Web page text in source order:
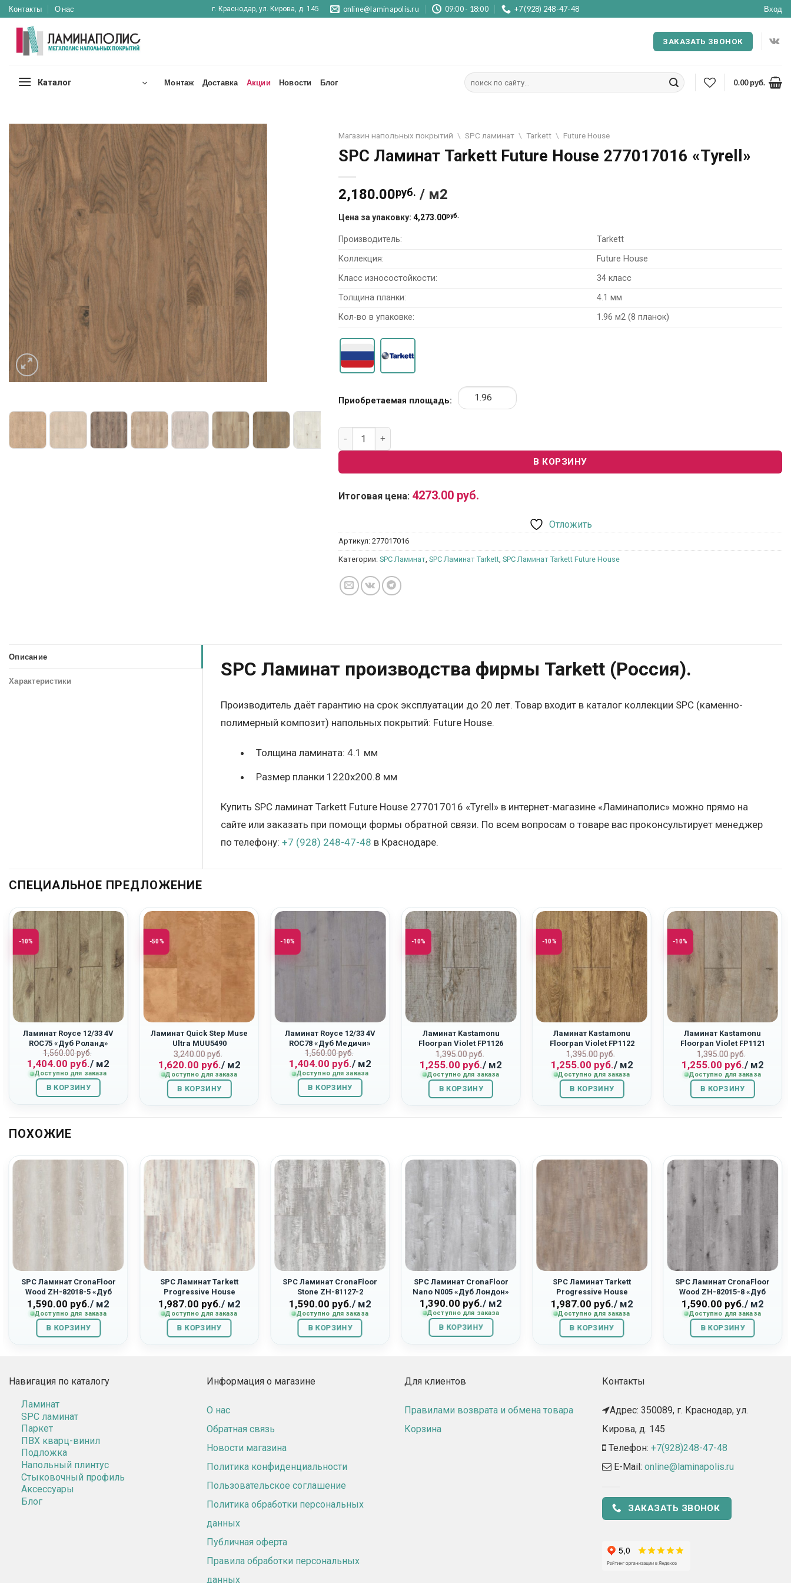
Skip
to
content
Контакты О нас г. Краснодар, ул. Кирова, д. 145 online@laminapolis.ru 09:00 - 18:00 +7 (928) 248-47-48 Вход
ЗАКАЗАТЬ ЗВОНОК
Каталог Монтаж Доставка Акции Новости Блог
Искать:
0.00руб.
Отложить
Магазин напольных покрытий \ SPC ламинат \ Tarkett \ Future House
SPC Ламинат Tarkett Future House 277017016 «Tyrell»
2,180.00руб. / м2
Цена за упаковку: 4,273.00руб.
Производитель:
Tarkett
Коллекция:
Future House
Класс износостойкости:
34 класс
Толщина планки:
4.1 мм
Кол-во в упаковке:
1.96 м2 (8 планок)
Приобретаемая площадь:
Количество товара SPC Ламинат Tarkett Future House 277017016 «Tyrell»
В КОРЗИНУ
Итоговая цена: 4273.00 руб.
Отложить
Артикул: 277017016
Категории: SPC Ламинат SPC Ламинат Tarkett SPC Ламинат Tarkett Future House
Описание
Характеристики
SPC Ламинат производства фирмы Tarkett (Россия).
Производитель даёт гарантию на срок эксплуатации до 20 лет. Товар входит в каталог коллекции SPC (каменно-
полимерный композит) напольных покрытий: Future House.
Толщина ламината: 4.1 мм
Размер планки 1220х200.8 мм
Купить SPC ламинат Tarkett Future House 277017016 «Tyrell» в интернет-магазине «Ламинаполис» можно прямо на
сайте или заказать при помощи формы обратной связи. По всем вопросам о товаре вас проконсультирует менеджер
по телефону: +7 (928) 248-47-48 в Краснодаре.
СПЕЦИАЛЬНОЕ ПРЕДЛОЖЕНИЕ
-10%
Ламинат Royce 12/33 4V
ROC75 «Дуб Роланд»
1,560.00руб.
Первоначальная
цена
составляла
1,560.00
руб..
1,404.00 руб.
Текущая
цена:
1,404.00
руб..
/ м2
Доступно для заказа
В КОРЗИНУ
-50%
Ламинат Quick Step Muse
Ultra MUU5490
«Терракота»
3,240.00руб.
Первоначальная
цена
составляла
3,240.00
руб..
1,620.00 руб.
Текущая
цена:
1,620.00
руб..
/ м2
Доступно для заказа
В КОРЗИНУ
-10%
Ламинат Royce 12/33 4V
ROC78 «Дуб Медичи»
1,560.00руб.
Первоначальная
цена
составляла
1,560.00
руб..
1,404.00 руб.
Текущая
цена:
1,404.00
руб..
/ м2
Доступно для заказа
В КОРЗИНУ
-10%
Ламинат Kastamonu
Floorpan Violet FP1126
“Дуб Орион”
1,395.00руб.
Первоначальная
цена
составляла
1,395.00
руб..
1,255.00 руб.
Текущая
цена:
1,255.00
руб..
/ м2
Доступно для заказа
В КОРЗИНУ
-10%
Ламинат Kastamonu
Floorpan Violet FP1122
“Дуб Союз”
1,395.00руб.
Первоначальная
цена
составляла
1,395.00
руб..
1,255.00 руб.
Текущая
цена:
1,255.00
руб..
/ м2
Доступно для заказа
В КОРЗИНУ
-10%
Ламинат Kastamonu
Floorpan Violet FP1121
“Дуб Восток”
1,395.00руб.
цена
составляла
1,395.00
руб..
1,255.00 руб.
Текущая
цена:
1,255.00
руб..
/ м2
Доступно для заказа
В КОРЗИНУ
ПОХОЖИЕ
SPC Ламинат CronaFloor
Wood ZH-82018-5 «Дуб
Мане»
1,590.00 руб./ м2
Доступно для заказа
В КОРЗИНУ
SPC Ламинат Tarkett
Progressive House
277007027 «Max»
1,987.00 руб./ м2
Доступно для заказа
В КОРЗИНУ
SPC Ламинат CronaFloor
Stone ZH-81127-2
«Дублин»
1,590.00 руб./ м2
Доступно для заказа
В КОРЗИНУ
SPC Ламинат CronaFloor
Nano N005 «Дуб Лондон»
1,390.00 руб./ м2
Доступно для заказа
В КОРЗИНУ
SPC Ламинат Tarkett
Progressive House
277007023 «Jason»
1,987.00 руб./ м2
Доступно для заказа
В КОРЗИНУ
SPC Ламинат CronaFloor
Wood ZH-82015-8 «Дуб
Серый»
1,590.00 руб./ м2
Доступно для заказа
В КОРЗИНУ
Навигация по каталогу
Ламинат
SPC ламинат
Паркет
ПВХ кварц-винил
Подложка
Напольный плинтус
Стыковочный профиль
Аксессуары
Блог
Информация о магазине
О нас
Обратная связь
Новости магазина
Политика конфиденциальности
Пользовательское соглашение
Политика обработки персональных
данных
Публичная оферта
Правила обработки персональных
данных
Для клиентов
Правилами возврата и обмена товара
Корзина
Контакты
Адрес: 350089, г. Краснодар, ул.
Кирова, д. 145​
Телефон: +7(928)248-47-48
E-Mail: online@laminapolis.ru
ЗАКАЗАТЬ ЗВОНОК